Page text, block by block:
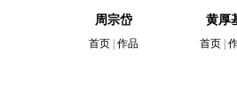
周宗岱
首页 | 作品
黄厚
首页 |